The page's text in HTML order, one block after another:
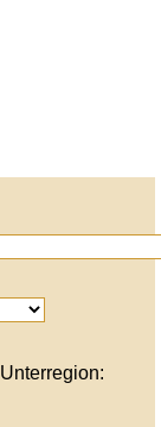
Unterregion: